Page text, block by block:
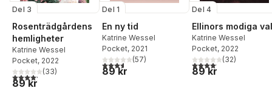
Del 3
Rosenträdgårdens
hemligheter
Katrine Wessel
Pocket, 2022
4,2utav 5 stjärnor. Totalt antal röster:
(33)
89 kr
Del 1
En ny tid
Katrine Wessel
Pocket, 2021
3,6utav 5 stjärnor. Totalt antal röster:
(57)
89 kr
Del 4
Ellinors modiga val
Katrine Wessel
Pocket, 2022
4,1utav 5 stjärnor.
(32)
89 kr